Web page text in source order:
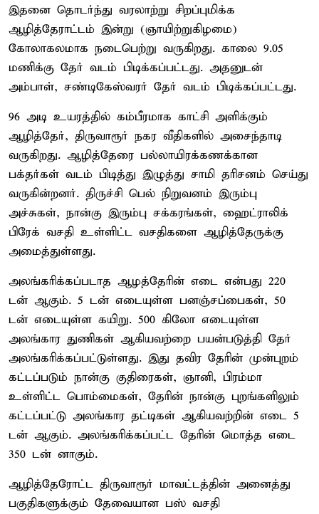
இதனை தொடர்ந்து வரலாற்று சிறப்புமிக்க
ஆழித்தேராட்டம் இன்று (ஞாயிற்றுகிழமை)
கோலாகலமாக நடைபெற்று வருகிறது. காலை 9.05
மணிக்கு தேர் வடம் பிடிக்கப்பட்டது. அதனுடன்
அம்பாள், சண்டிகேஸ்வரர் தேர் வடம் பிடிக்கப்பட்டது.
96 அடி உயரத்தில் கம்பீரமாக காட்சி அளிக்கும்
ஆழித்தேர், திருவாரூர் நகர வீதிகளில் அசைந்தாடி
வருகிறது. ஆழித்தேரை பல்லாயிரக்கணக்கான
பக்தர்கள் வடம் பிடித்து இழுத்து சாமி தரிசனம் செய்து
வருகின்றனர். திருச்சி பெல் நிறுவனம் இரும்பு
அச்சுகள், நான்கு இரும்பு சக்கரங்கள், ஹைட்ராலிக்
பிரேக் வசதி உள்ளிட்ட வசதிகளை ஆழித்தேருக்கு
அமைத்துள்ளது.
அலங்கரிக்கப்படாத ஆழத்தேரின் எடை என்பது 220
டன் ஆகும். 5 டன் எடையுள்ள பனஞ்சப்பைகள், 50
டன் எடையுள்ள கயிறு. 500 கிலோ எடையுள்ள
அலங்கார துணிகள் ஆகியவற்றை பயன்படுத்தி தேர்
அலங்கரிக்கப்பட்டுள்ளது. இது தவிர தேரின் முன்புறம்
கட்டப்படும் நான்கு குதிரைகள், ஞானி, பிரம்மா
உள்ளிட்ட பொம்மைகள், தேரின் நான்கு புறங்களிலும்
கட்டப்பட்டு அலங்கார தட்டிகள் ஆகியவற்றின் எடை 5
டன் ஆகும். அலங்கரிக்கப்பட்ட தேரின் மொத்த எடை
350 டன் னாகும்.
ஆழித்தேரோட்ட திருவாரூர் மாவட்டத்தின் அனைத்து
பகுதிகளுக்கும் தேவையான பஸ் வசதி